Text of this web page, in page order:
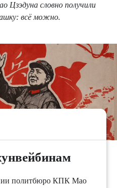
Цзэдуна словно получили
всё можно.
политбюро КПК Мао